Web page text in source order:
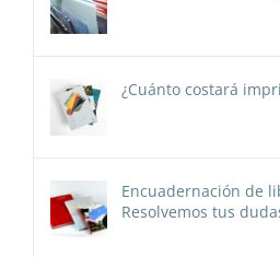
¿Cuánto costará
Encuadernación de
Resolvemos tus